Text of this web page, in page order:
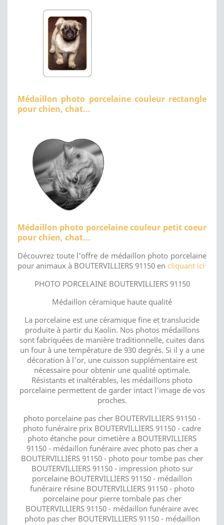
Médaillon photo porcelaine couleur rectangle
pour chien, chat...
Médaillon photo porcelaine couleur petit coeur
pour chien, chat...
Découvrez toute l'offre de médaillon photo porcelaine
pour animaux à BOUTERVILLIERS 91150 en cliquant ici
PHOTO PORCELAINE BOUTERVILLIERS 91150
Médaillon céramique haute qualité
La porcelaine est une céramique fine et translucide
produite à partir du Kaolin. Nos photos médaillons
sont fabriquées de manière traditionnelle, cuites dans
un four à une température de 930 degrés. Si il y a une
décoration à l'or, une cuisson supplémentaire est
nécessaire pour obtenir une qualité optimale.
Résistants et inaltérables, les médaillons photo
porcelaine permettent de garder intact l'image de vos
proches.
photo porcelaine pas cher BOUTERVILLIERS 91150 -
photo funéraire prix BOUTERVILLIERS 91150 - cadre
photo étanche pour cimetière a BOUTERVILLIERS
91150 - médaillon funéraire avec photo pas cher a
BOUTERVILLIERS 91150 - photo pour tombe pas cher
BOUTERVILLIERS 91150 - impression photo sur
porcelaine BOUTERVILLIERS 91150 - médaillon
funéraire résine BOUTERVILLIERS 91150 - photo
porcelaine pour pierre tombale pas cher
BOUTERVILLIERS 91150 - médaillon funéraire avec
photo pas cher BOUTERVILLIERS 91150 - médaillon